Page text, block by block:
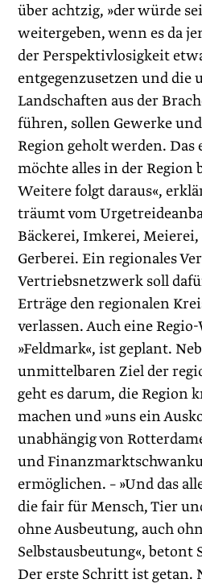
über achtzig, »der würde
weitergeben, wenn es da
der Perspektivlosigkeit
entgegenzusetzen und die
Landschaften aus der
führen, sollen Gewerke
Region geholt werden. Das
möchte alles in der Region
Weitere folgt daraus«,
träumt vom
Bäckerei, Imkerei,
Gerberei. Ein regionales
Vertriebsnetzwerk soll
Erträge den regionalen
verlassen. Auch eine
»Feldmark«, ist geplant.
unmittelbaren Ziel der
geht es darum, die Region
machen und »uns ein
unabhängig von
und
ermöglichen. – »Und das
die fair für Mensch, Tier
ohne Ausbeutung, auch
Selbstausbeutung«, betont
Der erste Schritt ist getan.